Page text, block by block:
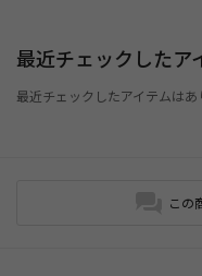
最近チェックしたア
最近チェックしたアイテムはあ
この